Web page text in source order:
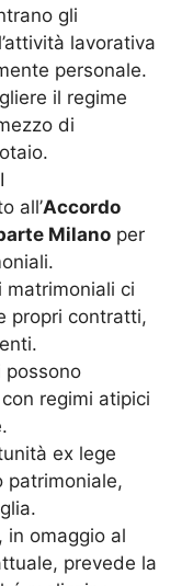
gli
lavorativa
personale.
il regime
di
all’Accordo
Milano per
matrimoniali ci
propri contratti,
possono
regimi atipici
ex lege
patrimoniale,
in omaggio al
prevede la